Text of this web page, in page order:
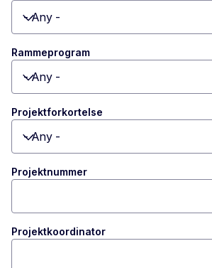
Toggle dropdown
Rammeprogram
Toggle dropdown
Projektforkortelse
Toggle dropdown
Projektnummer
Projektkoordinator